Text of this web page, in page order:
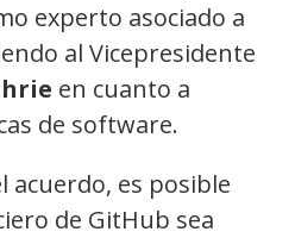
experto asociado a
al Vicepresidente
en cuanto a
de software.
acuerdo, es posible
de GitHub sea